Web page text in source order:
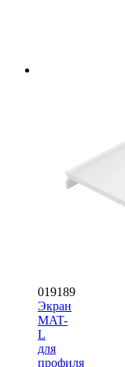
019189
Экран
MAT-
L
для
профиля